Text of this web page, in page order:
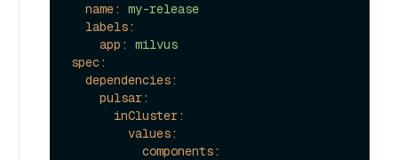
name:
my-release
labels:
app:
milvus
spec:
dependencies:
pulsar:
inCluster:
values:
components: